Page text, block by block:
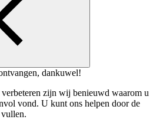
dankuwel!
zijn wij benieuwd waarom u
vond. U kunt ons helpen door de
vullen.